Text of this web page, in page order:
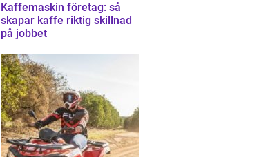
Kaffemaskin företag: så
skapar kaffe riktig skillnad
på jobbet